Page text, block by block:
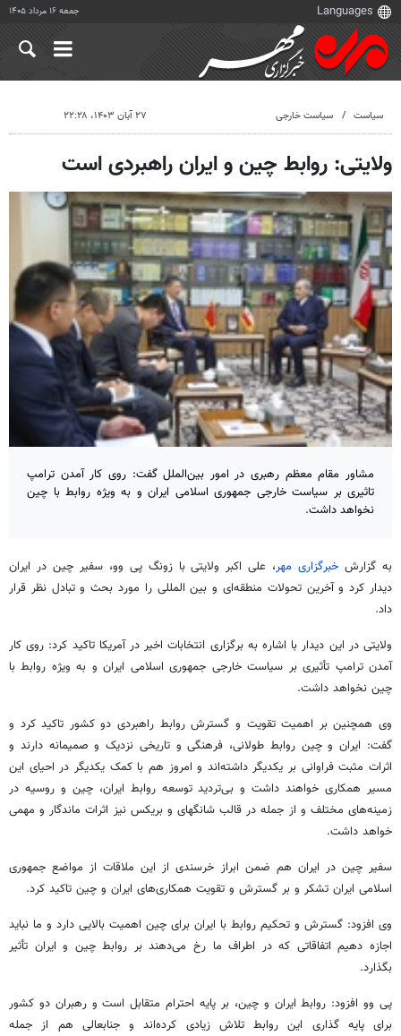
جمعه ۱۶ مرداد ۱۴۰۵
سیاست سیاست خارجی ۲۷ آبان ۱۴۰۳، ۲۲:۲۸
ولایتی: روابط چین و ایران راهبردی است
مشاور مقام معظم رهبری در امور بین‌الملل گفت: روی کار آمدن ترامپ
تاثیری بر سیاست خارجی جمهوری اسلامی ایران و به ویژه روابط با چین
نخواهد داشت.
به گزارش خبرگزاری مهر، علی اکبر ولایتی بازونگ پی وو، سفیر چین در ایران
دیدار کرد و آخرین تحولات منطقه‌ای و بین المللی را مورد بحث و تبادل نظر قرار
داد.
ولایتی در این دیدار با اشاره به برگزاری انتخابات اخیر در آمریکا تاکید کرد: روی کار
آمدن ترامپ تأثیریبر سیاست خارجی جمهوری اسلامی ایران و به ویژه روابط با
چین نخواهد داشت.
وی همچنین بر اهمیت تقویت و گسترش روابط راهبردی دو کشور تاکید کرد و
گفت: ایران و چین روابط طولانی، فرهنگی و تاریخی نزدیک و صمیمانه دارند و
اثرات مثبت فراوانی بر یکدیگر داشته‌اند و امروز هم با کمک یکدیگر در احیای این
مسیر همکاری خواهند داشت و بی‌تردید توسعه روابط ایران، چین و روسیه در
زمینه‌های مختلف و از جمله در قالب شانگهای و بریکس نیز اثرات ماندگار و مهمی
خواهد داشت.
سفیر چین در ایران هم ضمن ابراز خرسندی از این ملاقات از مواضع جمهوری
اسلامی ایران تشکر و بر گسترش و تقویت همکاری‌های ایران و چین تاکید کرد.
وی افزود: گسترش و تحکیم روابط با ایران برای چین اهمیت بالایی دارد و ما نباید
اجازه دهیم اتفاقاتی که در اطراف ما رخ می‌دهند بر روابط چین و ایران تأثیر
بگذارد.
پی وو افزود: روابط ایران و چین، بر پایه احترام متقابل است و رهبران دو کشور
برای پایه گذاری این روابط تلاش زیادی کرده‌اند و جنابعالی هم از جمله